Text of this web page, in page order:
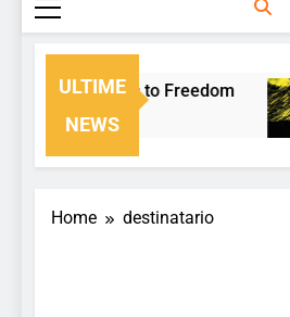
ULTIME
NEWS
From Chaos to Freedom
1 Giorno Ago
Home destinatario